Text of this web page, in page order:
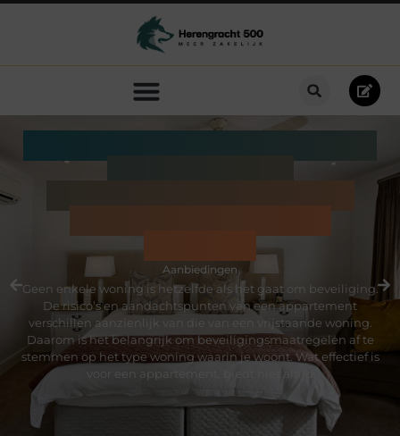
woning: welke
Aanbiedingen
Geen enkele woning is hetzelfde als het gaat om beveiliging.
De risico’s en aandachtspunten van een appartement
verschillen aanzienlijk van die van een vrijstaande woning.
Daarom is het belangrijk om beveiligingsmaatregelen af te
stemmen op het type woning waarin je woont. Wat effectief is
voor een appartement, biedt niet altijd